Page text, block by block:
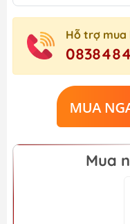
Hỗ trợ mua
Mua